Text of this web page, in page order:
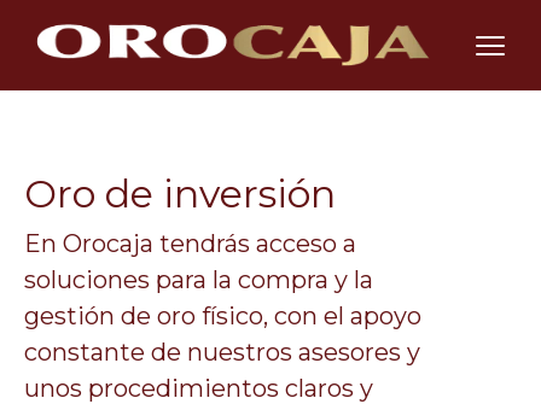
Oro de inversión
En Orocaja tendrás acceso a
soluciones para la compra y la
gestión de oro físico, con el apoyo
constante de nuestros asesores y
unos procedimientos claros y